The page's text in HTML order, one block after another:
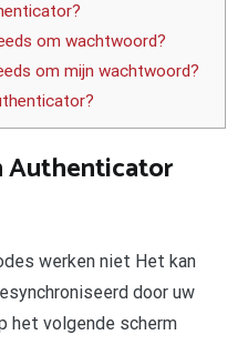
om wachtwoord?
om mijn wachtwoord?
Authenticator
werken niet Het kan
door uw
het volgende scherm